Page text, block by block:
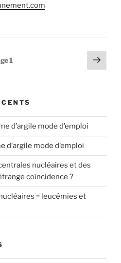
1
Page
d’argile mode d’emploi
d’argile mode d’emploi
nucléaires et des
coïncidence ?
= leucémies et